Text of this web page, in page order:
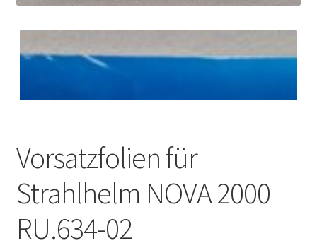
Vorsatzfolien für
Strahlhelm NOVA 2000
RU.634-02